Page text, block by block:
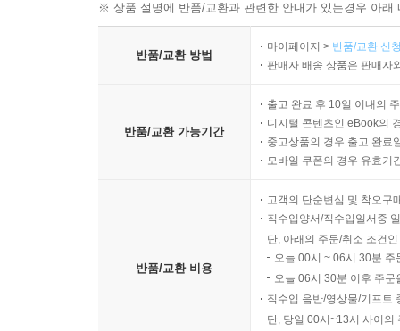
※ 상품 설명에 반품/교환과 관련한 안내가 있는경우 아
반품/교환 방법
마이페이지 > 반품/교환 신
판매자 배송 상품은 판매자
반품/교환 가능기간
출고 완료 후 10일 이내의
디지털 콘텐츠인 eBook의
중고상품의 경우 출고 완료
모바일 쿠폰의 경우 유효기
반품/교환 비용
고객의 단순변심 및 착오구
직수입양서/직수입일서중
단, 아래의 주문/취소 조건
오늘 00시 ~ 06시 30분
오늘 06시 30분 이후 주
직수입 음반/영상물/기프트
단, 당일 00시~13시 사이의